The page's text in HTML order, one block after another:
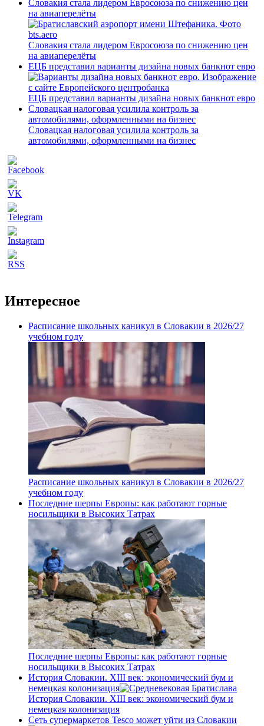
Словакия стала лидером Евросоюза по снижению цен
на авиаперелёты
Словакия стала лидером Евросоюза по снижению цен
на авиаперелёты
ЕЦБ представил варианты дизайна новых банкнот евро
ЕЦБ представил варианты дизайна новых банкнот евро
Словацкая налоговая усилила контроль за
автомобилями, оформленными на бизнес
Словацкая налоговая усилила контроль за
автомобилями, оформленными на бизнес
Интересное
Расписание школьных каникул в Словакии в 2026/27
учебном году
Расписание школьных каникул в Словакии в 2026/27
учебном году
Последние шерпы Европы: как работают горные
носильщики в Высоких Татрах
Последние шерпы Европы: как работают горные
носильщики в Высоких Татрах
История Словакии. XIII век: экономический бум и
немецкая колонизация
История Словакии. XIII век: экономический бум и
немецкая колонизация
Сеть супермаркетов Tesco может уйти из Словакии